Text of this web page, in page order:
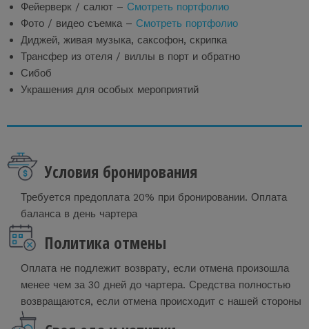
Фейерверк / салют – Смотреть портфолио
Фото / видео съемка – Смотреть портфолио
Диджей, живая музыка, саксофон, скрипка
Трансфер из отеля / виллы в порт и обратно
Сибоб
Украшения для особых мероприятий
Условия бронирования
Требуется предоплата 20% при бронировании. Оплата
баланса в день чартера
Политика отмены
Оплата не подлежит возврату, если отмена произошла
менее чем за 30 дней до чартера. Средства полностью
возвращаются, если отмена происходит с нашей стороны